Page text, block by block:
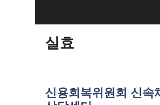
실효
신용회복위원회 신속